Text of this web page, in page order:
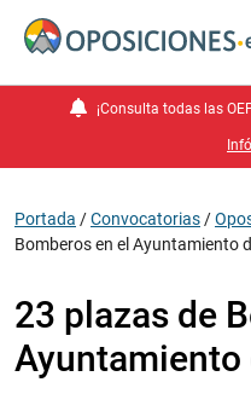
¡Consulta todas las
Portada /Convocatorias /
Bomberos en el Ayuntamiento
23 plazas de
Ayuntamiento